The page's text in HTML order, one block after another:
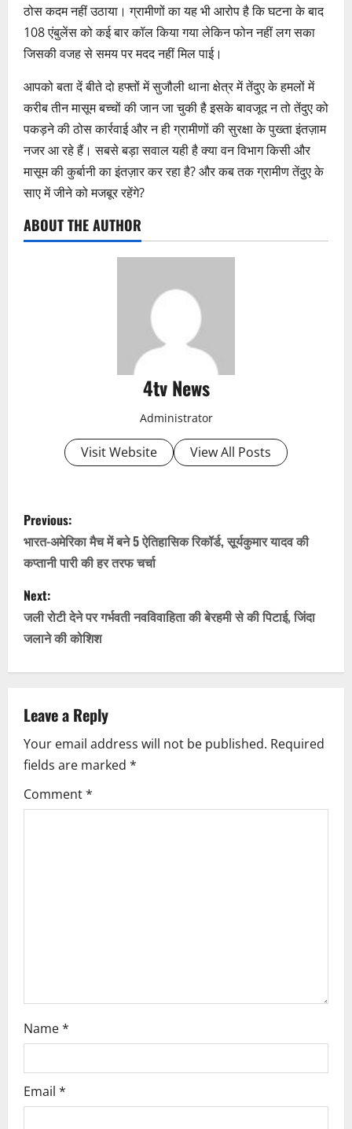
ठोस कदम नहीं उठाया। ग्रामीणों का यह भी आरोप है कि घटना के बाद
108 एंबुलेंस को कई बार कॉल किया गया लेकिन फोन नहीं लग सका
जिसकी वजह से समय पर मदद नहीं मिल पाई।
आपको बता दें बीते दो हफ्तों में सुजौली थाना क्षेत्र में तेंदुए के हमलों में
करीब तीन मासूम बच्चों की जान जा चुकी है इसके बावजूद न तो तेंदुए को
पकड़ने की ठोस कार्रवाई और न ही ग्रामीणों की सुरक्षा के पुख्ता इंतज़ाम
नजर आ रहे हैं। सबसे बड़ा सवाल यही है क्या वन विभाग किसी और
मासूम की कुर्बानी का इंतज़ार कर रहा है? और कब तक ग्रामीण तेंदुए के
साए में जीने को मजबूर रहेंगे?
ABOUT THE AUTHOR
4tv News
Administrator
Visit Website View All Posts
P
o
s
t
n
a
v
i
g
a
Previous:
भारत-अमेरिका मैच में बने 5 ऐतिहासिक रिकॉर्ड, सूर्यकुमार यादव की
कप्तानी पारी की हर तरफ चर्चा
Next:
जली रोटी देने पर गर्भवती नवविवाहिता की बेरहमी से की पिटाई, जिंदा
जलाने की कोशिश
Leave a Reply
Your email address will not be published. Required
fields are marked *
Comment*
Name*
Email *